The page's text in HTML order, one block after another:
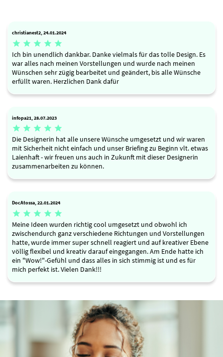
christianest2, 24.01.2024
    
Ich bin unendlich dankbar. Danke vielmals für das tolle Design. Es
war alles nach meinen Vorstellungen und wurde nach meinen
Wünschen sehr zügig bearbeitet und geändert, bis alle Wünsche
erfüllt waren. Herzlichen Dank dafür
infopa21, 28.07.2023
    
Die Designerin hat alle unsere Wünsche umgesetzt und wir waren
mit Sicherheit nicht einfach und unser Briefing zu Beginn vlt. etwas
Laienhaft - wir freuen uns auch in Zukunft mit dieser Designerin
zusammenarbeiten zu können.
DocAtossa, 22.01.2024
    
Meine Ideen wurden richtig cool umgesetzt und obwohl ich
zwischendurch ganz verschiedene Richtungen und Vorstellungen
hatte, wurde immer super schnell reagiert und auf kreativer Ebene
völlig flexibel und kreativ darauf eingegangen. Am Ende hatte ich
ein "Wow!"-Gefühl und dass alles in sich stimmig ist und es für
mich perfekt ist. Vielen Dank!!!